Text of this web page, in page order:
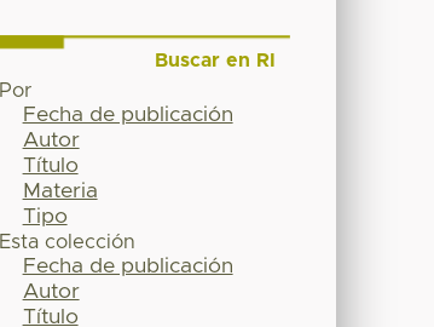
Buscar en RI
Por
Fecha de publicación
Autor
Título
Materia
Tipo
Esta colección
Fecha de publicación
Autor
Título